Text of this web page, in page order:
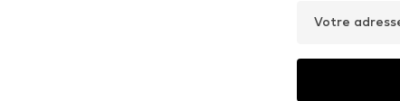
Votre